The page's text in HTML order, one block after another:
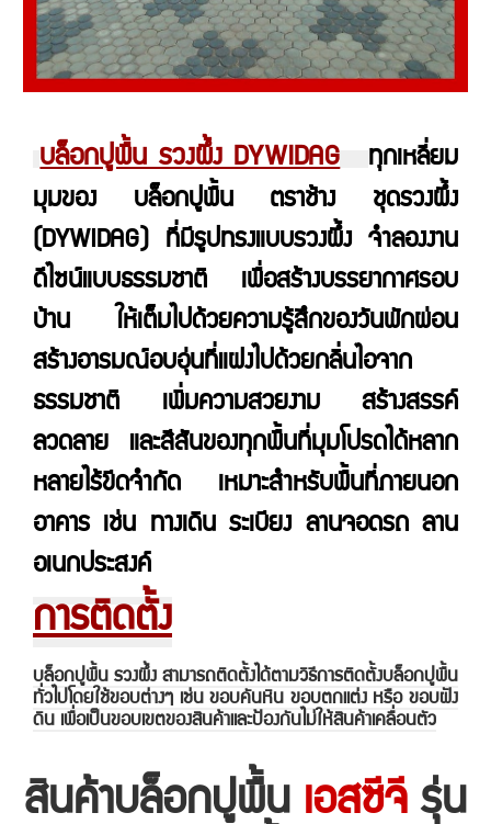
บล็อกปูพื้น รวงผึ้ง DYWIDAG
ทุกเหลี่ยม
มุมของ บล็อกปูพื้น ตราช้าง ชุดรวงผึ้ง
( DYWIDAG ) ที่มีรูปทรงแบบรวงผึ้ง จำลองงาน
ดีไซน์แบบธรรมชาติ เพื่อสร้างบรรยากาศรอบ
บ้าน ให้เต็มไปด้วยความรู้สึกของวันพักผ่อน
สร้างอารมณ์อบอุ่นที่แฝงไปด้วยกลิ่นไอจาก
ธรรมชาติ เพิ่มความสวยงาม สร้างสรรค์
ลวดลาย และสีสันของทุกพื้นที่มุมโปรดได้หลาก
หลายไร้ขีดจำกัด เหมาะสำหรับพื้นที่ภายนอก
อาคาร เช่น ทางเดิน ระเบียง ลานจอดรถ ลาน
อเนกประสงค์
การติดตั้ง
บล็อกปูพื้น รวงผึ้ง สามารถติดตั้งได้ตามวิธีการติดตั้งบล็อกปูพื้น
ทั่วไปโดยใช้ขอบต่างๆ เช่น ขอบคันหิน ขอบตกแต่ง หรือ ขอบฝัง
ดิน เพื่อเป็นขอบเขตของสินค้าและป้องกันไม่ให้สินค้าเคลื่อนตัว
สินค้าบล็อกปูพื้น เอสซีจี รุ่น